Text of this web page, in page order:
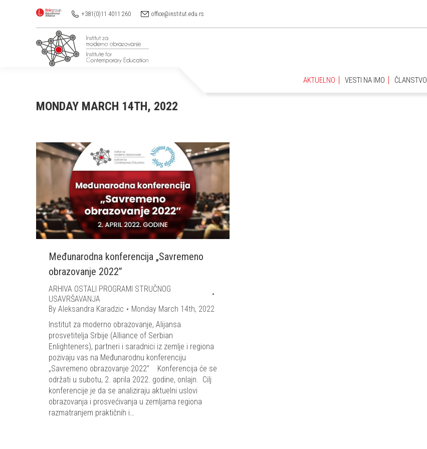
+381(0)11 4011 260 office@institut.edu.rs
AKTUELNO VESTI NA IMO ČLANSTVO
MONDAY MARCH 14TH, 2022
Međunarodna konferencija „Savremeno
obrazovanje 2022”
ARHIVA OSTALI PROGRAMI STRUČNOG
USAVRŠAVANJA
By Aleksandra Karadzic
Monday March 14th, 2022
Institut za moderno obrazovanje, Alijansa
prosvetitelja Srbije (Alliance of Serbian
Enlighteners), partneri i saradnici iz zemlje i regiona
pozivaju vas na Međunarodnu konferenciju
„Savremeno obrazovanje 2022” Konferencija će se
održati u subotu, 2. aprila 2022. godine, onlajn. Cilj
konferencije je da se analiziraju aktuelni uslovi
obrazovanja i prosvećivanja u zemljama regiona
razmatranjem praktičnih i…